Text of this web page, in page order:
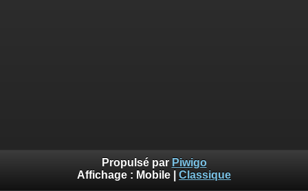
Propulsé par Piwigo
Affichage : Mobile Classique